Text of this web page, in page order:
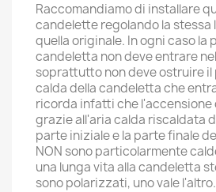
Raccomandiamo di installare
candelette regolando la stessa
quella originale. In ogni caso la
candeletta non deve entrare
soprattutto non deve ostruire il
calda della candeletta che
ricorda infatti che l'accensione
grazie all'aria calda riscaldata
parte iniziale e la parte finale
NON sono particolarmente
una lunga vita alla candeletta
sono polarizzati, uno vale l'altro.